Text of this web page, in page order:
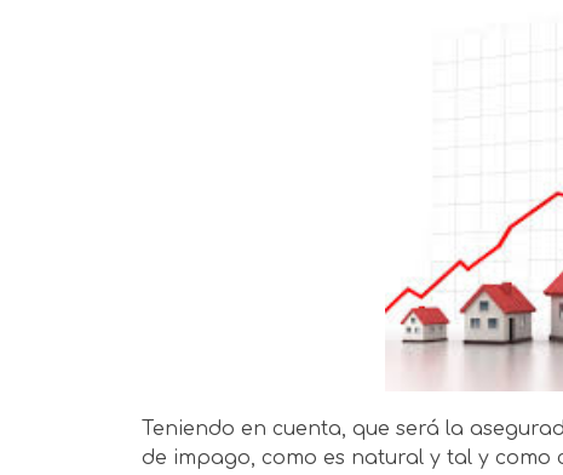
Teniendo en cuenta, que será la
de impago, como es natural y tal y